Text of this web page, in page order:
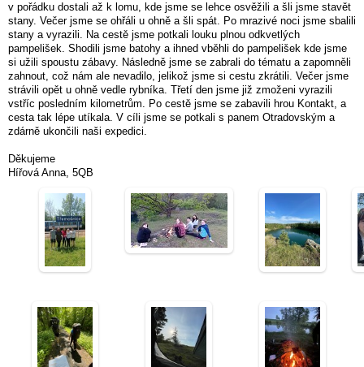
v pořádku dostali až k lomu, kde jsme se lehce osvěžili a šli jsme stavět
stany. Večer jsme se ohřáli u ohně a šli spát. Po mrazivé noci jsme sbalili
stany a vyrazili. Na cestě jsme potkali louku plnou odkvetlých
pampelišek. Shodili jsme batohy a ihned vběhli do pampelišek kde jsme
si užili spoustu zábavy. Následně jsme se zabrali do tématu a zapomněli
zahnout, což nám ale nevadilo, jelikož jsme si cestu zkrátili. Večer jsme
strávili opět u ohně vedle rybníka. Třetí den jsme již zmoženi vyrazili
vstříc posledním kilometrům. Po cestě jsme se zabavili hrou Kontakt, a
cesta tak lépe utíkala. V cíli jsme se potkali s panem Otradovským a
zdárně ukončili naši expedici.
Děkujeme
Hířová Anna, 5QB